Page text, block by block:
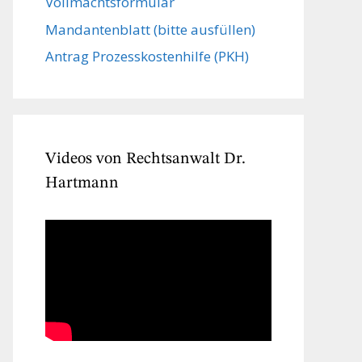
Mandanten­blatt (bitte ausfüllen)
Antrag Prozesskostenhilfe (PKH)
Videos von Rechtsanwalt Dr.
Hartmann